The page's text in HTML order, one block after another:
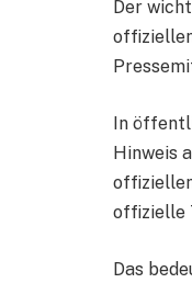
Der
In
Hinweis
offizielle
Das